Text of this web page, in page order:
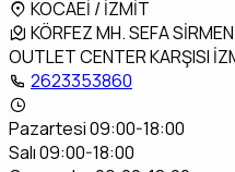
KOCAEİ / İZMİT
KÖRFEZ MH. SEFA
OUTLET CENTER KARŞISI
2623353860
Pazartesi 09:00-18:00
Salı 09:00-18:00